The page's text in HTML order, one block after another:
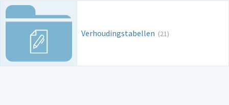
Verhoudingstabellen (21)